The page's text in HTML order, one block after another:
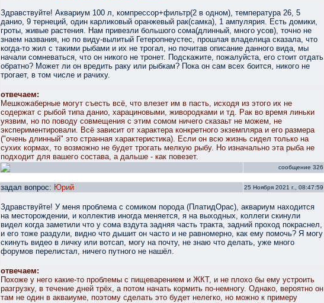
Здравствуйте! Аквариум 100 л, компрессор+фильтр(2 в одном), температура 26, 5
данио, 9 тернеций, один карликовый оранжевый рак(самка), 1 ампулярия. Есть домики,
гроты, живые растения. Нам привезли большого сома(длинный, много усов), точно не
знаем названия, но по виду-вылитый Гетеропнеустес, прошлая владелица сказала, что
когда-то жил с такими рыбами и их не трогал, но почитав описание данного вида, мы
начали сомневаться, что он никого не тронет. Подскажите, пожалуйста, его стоит отдать
обратно? Может ли он вредить раку или рыбкам? Пока он сам всех боится, никого не
трогает, в том числе и рачиху.
отвечаем:
Мешкожаберные могут съесть всё, что влезет им в пасть, исходя из этого их не
содержат с рыбой типа данио, харациновыми, живородками и тд. Рак во время линьки
уязвим, но по поводу совмещения с этим сомом ничего сказаьт не можем, не
экспериментировали. Всё зависит от характера конкретного экземпляра и его размера
("очень длинный" это странная характеристика). Если он всю жизнь сидел только на
сухих кормах, то возможно не будет трогать мелкую рыбу. Но изначально эта рыба не
подходит для вашего состава, а дальше - как повезет.
сообщение 326
задал вопрос: Юрий 25 Ноября 2021 г., 08:47:59
Здравствуйте! У меня проблема с сомиком порода (ПлатидОрас), аквариум находится
на месторождении, и коллектив иногда меняется, я на выходных, коллеги скинули
видел когда заметили что у сома вздута задняя часть тракта, задний проход покраснел,
и его тоже раздули, видно что дышит он часто и не равномерно, как ему помочь? Я могу
скинуть видео в личку или вотсап, могу на почту, не знаю что делать, уже много
форумов перелистал, ничего путного не нашёл.
отвечаем:
Похоже у него какие-то проблемы с пищеварением и ЖКТ, и не плохо бы ему устроить
разгрузку, в течение дней трёх, а потом начать кормить по-немногу. Однако, вероятно он
там не один в акваиуме, поэтому сделать это будет нелегко, но можно к примеру